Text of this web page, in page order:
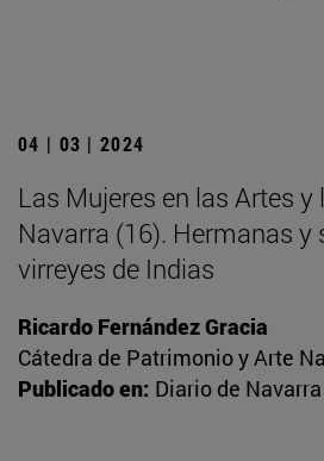
04 | 03 | 2024
Las Mujeres en las Artes y
Navarra (16). Hermanas y
virreyes de Indias
Ricardo Fernández Gracia
Cátedra de Patrimonio y Arte
Publicado en: Diario de Navarra